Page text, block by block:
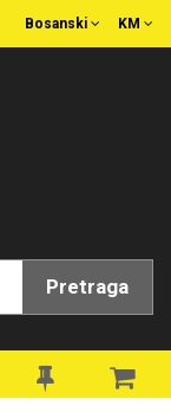
KM
Bosanski
Pretraga